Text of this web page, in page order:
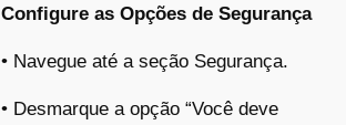
Configure as Opções de Segurança
• Navegue até a seção Segurança.
• Desmarque a opção “Você deve